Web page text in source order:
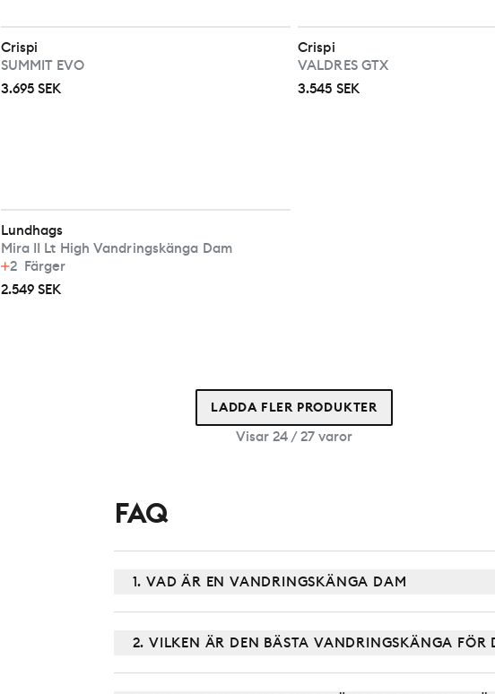
Crispi
SUMMIT EVO
3.695 SEK
Crispi
VALDRES GTX
3.545 SEK
Lundhags
Mira II Lt High Vandringskänga Dam
2 Färger
2.549 SEK
LADDA FLER PRODUKTER
Visar 24 / 27 varor
FAQ
1. VAD ÄR EN VANDRINGSKÄNGA DAM
2. VILKEN ÄR DEN BÄSTA VANDRINGSKÄNGA FÖR